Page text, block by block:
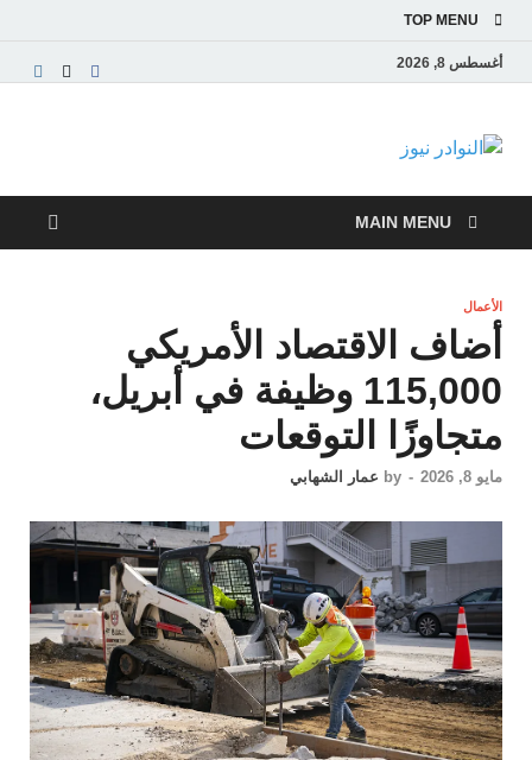
TOP MENU
أغسطس 8, 2026
النوادر نيوز
من العالم العربي والعالمي
MAIN MENU
الأعمال
أضاف الاقتصاد الأمريكي
115,000 وظيفة في أبريل،
متجاوزًا التوقعات
مايو 8, 2026 -
by عمار الشهابي